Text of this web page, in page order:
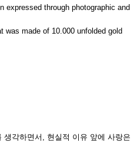
expressed through photographic and
was made of 10.000 unfolded gold
각하면서, 현실적 이유 앞에 사랑은